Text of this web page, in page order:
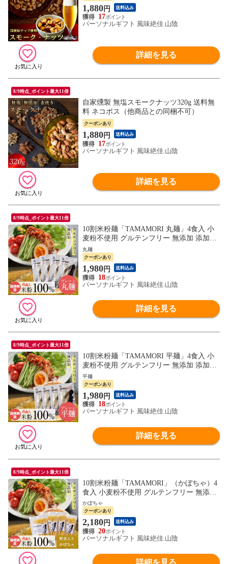
1,880円 送料込み
17
パーソナルギフト 風味絶佳.山陰
詳細を見る
8/9時点_ポイント最大11倍
自家燻製 無塩スモークナッツ320g 送料無
料 ネコポス（他商品との同梱不可）
クーポンあり
1,880円 送料込み
17
パーソナルギフト 風味絶佳.山陰
詳細を見る
8/9時点_ポイント最大11倍
10割米粉麺「TAMAMORI 丸麺」4食入 小
麦粉不使用 グルテンフリー 無添加 添加物
不使用 国産 米粉 麺 パスタ ライスヌード
ル フォー 送料無料 ネコポス（他商品との
同梱不可）
丸麺
クーポンあり
1,980円 送料込み
18
パーソナルギフト 風味絶佳.山陰
詳細を見る
8/9時点_ポイント最大11倍
10割米粉麺「TAMAMORI 平麺」4食入 小
麦粉不使用 グルテンフリー 無添加 添加物
不使用 国産 米粉 麺 パスタ ライスヌード
ル フォー 送料無料 ネコポス（他商品との
同梱不可）
平麺
クーポンあり
1,980円 送料込み
18
パーソナルギフト 風味絶佳.山陰
詳細を見る
8/9時点_ポイント最大11倍
10割米粉麺「TAMAMORI」（かぼちゃ）4
食入 小麦粉不使用 グルテンフリー 無添加
添加物不使用 国産 米粉 麺 パスタ ライス
ヌードル フォー 送料無料 ネコポス（他商
品との同梱不可）
かぼちゃ
クーポンあり
2,180円 送料込み
20
パーソナルギフト 風味絶佳.山陰